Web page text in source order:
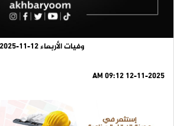
وفيات الأربعاء 12-11-2025
12-11-2025 09:12 AM